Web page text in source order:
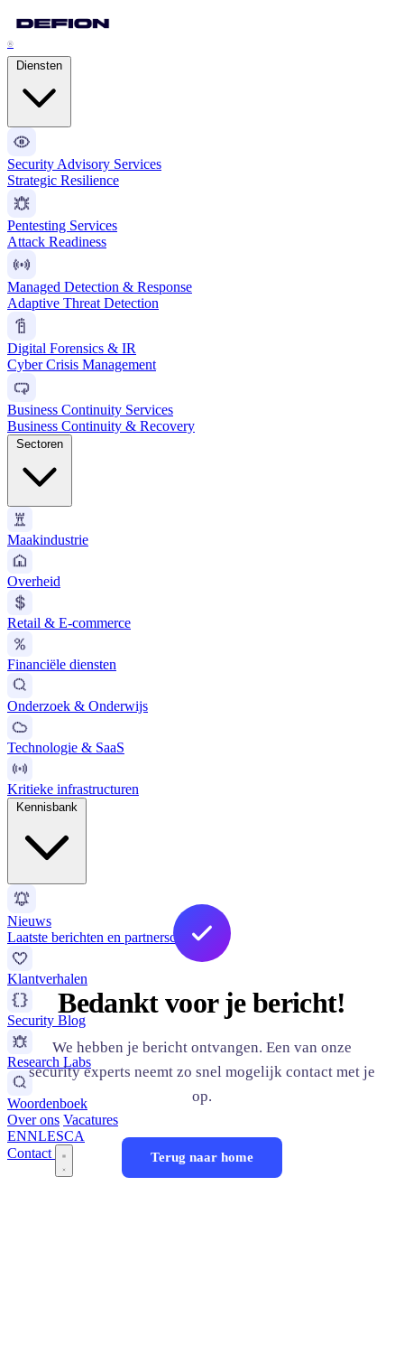
®
Security Advisory Services
Strategic Resilience
Pentesting Services
Attack Readiness
Managed Detection & Response
Adaptive Threat Detection
Digital Forensics & IR
Cyber Crisis Management
Business Continuity Services
Business Continuity & Recovery
Maakindustrie
Overheid
Retail & E-commerce
Financiële diensten
Onderzoek & Onderwijs
Technologie & SaaS
Kritieke infrastructuren
Nieuws
Laatste berichten en partnerschappen
Klantverhalen
Security Blog
Research Labs
Woordenboek
Over ons Vacatures
ENNLESCA
Contact
Bedankt voor je bericht!
We hebben je bericht ontvangen. Een van onze
security experts neemt zo snel mogelijk contact met je
op.
Terug naar home